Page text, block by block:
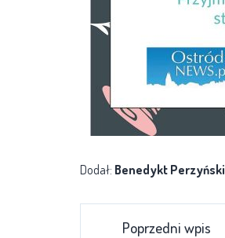
Dodał: Benedykt Perzyński
Poprzedni wpis